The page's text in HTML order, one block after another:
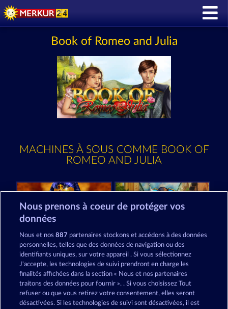
Book of Romeo and Julia
MACHINES À SOUS COMME BOOK OF
ROMEO AND JULIA
Ramses Book Books and Bulls
Nous prenons à coeur de protéger vos
données
Nous et nos887 partenaires stockons et accédons à des données
personnelles, telles que des données de navigation ou des
identifiants uniques, sur votre appareil . Si vous sélectionnez
J'accepte, les technologies de suivi prendront en charge les
finalités affichées dans la section « Nous et nos partenaires
traitons des données pour fournir ». . Si vous choisissez Tout
refuser ou que vous retirez votre consentement, elles seront
désactivées. Si les technologies de suivi sont désactivées, il est